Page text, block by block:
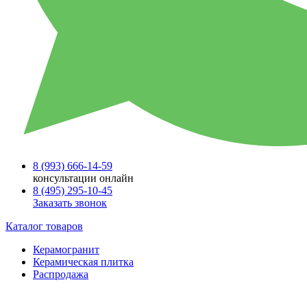
8 (993) 666-14-59
консультации онлайн
8 (495) 295-10-45
Заказать звонок
Каталог товаров
Керамогранит
Керамическая плитка
Распродажа